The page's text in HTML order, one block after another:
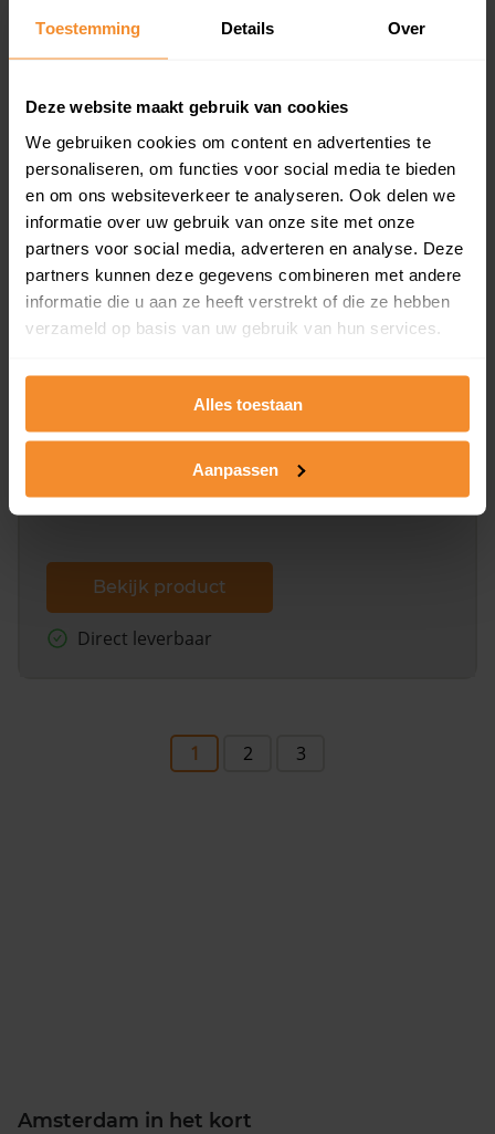
Toestemming Details Over
Deze website maakt gebruik van cookies
We gebruiken cookies om content en advertenties te
personaliseren, om functies voor social media te bieden
en om ons websiteverkeer te analyseren. Ook delen we
informatie over uw gebruik van onze site met onze
partners voor social media, adverteren en analyse. Deze
partners kunnen deze gegevens combineren met andere
informatie die u aan ze heeft verstrekt of die ze hebben
verzameld op basis van uw gebruik van hun services.
Alles toestaan
Aanpassen
Een overzicht van alle verkochte woningen (koopsom
en koopdatum) binnen een postcodegebied. Dit
Bekijk product
Direct leverbaar
Een uitgebreid overzicht van het perceel en
dit inclusief de luchtfoto!
Bekijk product
Direct leverbaar
1 2 3
Amsterdam in het kort